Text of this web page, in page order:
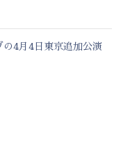
4月4日東京追加公演